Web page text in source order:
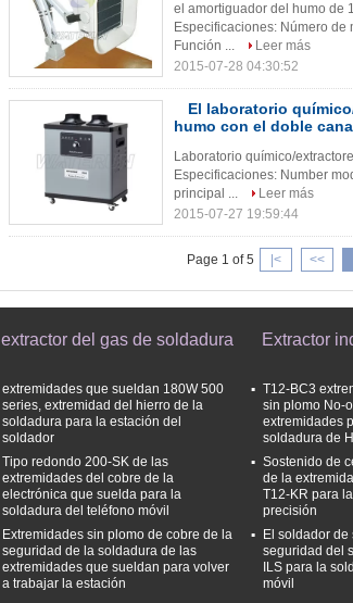
el amortiguador del humo de
Especificaciones: Número
Función ...
Leer más
2015-07-28 04:30:52
El laboratorio
humo con el doble
Laboratorio químico/
Especificaciones: Number
principal ...
Leer más
2015-07-27 19:59:44
Page 1 of 5 |< <<
extractor del gas de soldadura
extremidades que sueldan 180W 500
series, extremidad del hierro de la
soldadura para la estación del
soldador
Tipo redondo 200-SK de las
extremidades del cobre de la
electrónica que suelda para la
soldadura del teléfono móvil
Extremidades sin plomo de cobre de la
seguridad de la soldadura de las
extremidades que sueldan para volver
a trabajar la estación
Extractor
T12-BC3
sin plomo No-
extremidades
soldadura de
Sostenido de
de la
T12-KR para
precisión
El soldador
seguridad del
ILS para la
móvil